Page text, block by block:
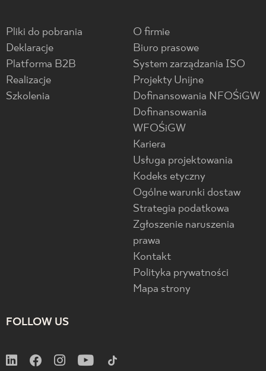
Pliki do pobrania
Deklaracje
Platforma B2B
Realizacje
Szkolenia
O firmie
Biuro prasowe
System zarządzania ISO
Projekty Unijne
Dofinansowania NFOŚiGW
Dofinansowania
WFOŚiGW
Kariera
Usługa projektowania
Kodeks etyczny
Ogólne warunki dostaw
Strategia podatkowa
Zgłoszenie naruszenia
prawa
Kontakt
Polityka prywatności
Mapa strony
FOLLOW US